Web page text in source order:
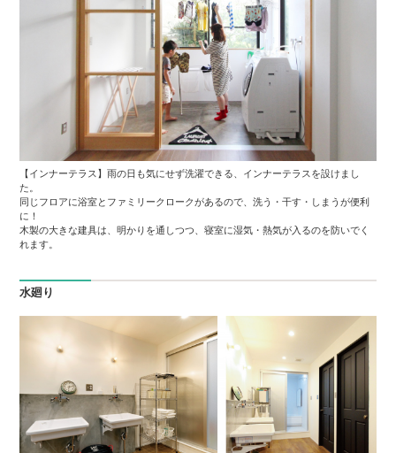
【インナーテラス】雨の日も気にせず洗濯できる、インナーテラスを設けまし
た。
同じフロアに浴室とファミリークロークがあるので、洗う・干す・しまうが便利
に！
木製の大きな建具は、明かりを通しつつ、寝室に湿気・熱気が入るのを防いでく
れます。
水廻り